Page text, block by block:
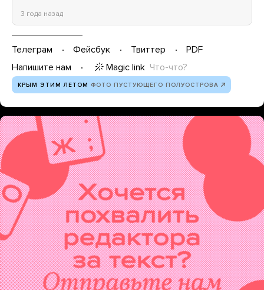
3 года назад
Телеграм Фейсбук Твиттер
PDF
Напишите нам
Magic link Что-что?
КРЫМ ЭТИМ ЛЕТОМ ФОТО ПУСТУЮЩЕГО ПОЛУОСТРОВА